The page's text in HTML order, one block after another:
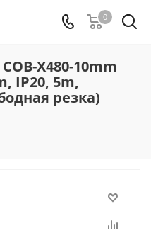
0
X480-10mm
IP20, 5m,
резка)